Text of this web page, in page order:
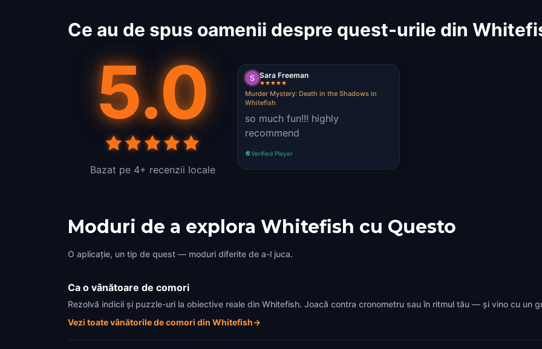
Ce au de spus oamenii despre quest-urile din
5.0
Bazat pe 4+ recenzii locale
Sara Freeman
Murder Mystery: Death in the Shadows in
Whitefish
so much fun!!! highly
recommend
Verified Player
Moduri de a explora Whitefish cu Questo
O aplicație, un tip de quest — moduri diferite de a-l juca.
Ca o vânătoare de comori
Rezolvă indicii și puzzle-uri la obiective reale din Whitefish. Joacă contra cronometru sau în ritmul tău — și vino cu un
Vezi toate vânătorile de comori din Whitefish→